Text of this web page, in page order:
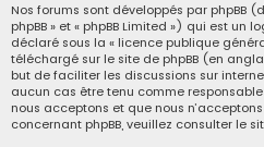
Nos forums sont développés par phpBB
phpBB » et « phpBB Limited ») qui est un
déclaré sous la « licence publique
téléchargé sur le site de phpBB (en
but de faciliter les discussions sur
aucun cas être tenu comme
nous acceptons et que nous
concernant phpBB, veuillez consulter le